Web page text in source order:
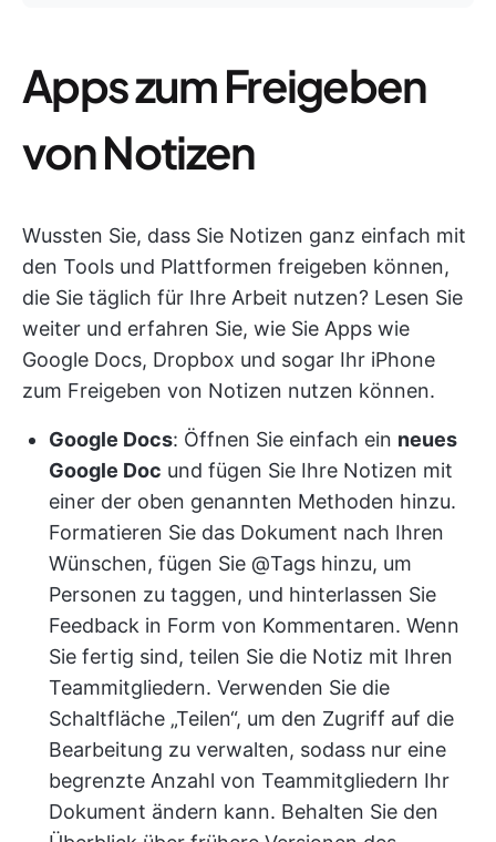
Apps zum Freigeben
von Notizen
Wussten Sie, dass Sie Notizen ganz einfach mit
den Tools und Plattformen freigeben können,
die Sie täglich für Ihre Arbeit nutzen? Lesen Sie
weiter und erfahren Sie, wie Sie Apps wie
Google Docs, Dropbox und sogar Ihr iPhone
zum Freigeben von Notizen nutzen können.
Google Docs: Öffnen Sie einfach ein neues
Google Doc und fügen Sie Ihre Notizen mit
einer der oben genannten Methoden hinzu.
Formatieren Sie das Dokument nach Ihren
Wünschen, fügen Sie @Tags hinzu, um
Personen zu taggen, und hinterlassen Sie
Feedback in Form von Kommentaren. Wenn
Sie fertig sind, teilen Sie die Notiz mit Ihren
Teammitgliedern. Verwenden Sie die
Schaltfläche „Teilen“, um den Zugriff auf die
Bearbeitung zu verwalten, sodass nur eine
begrenzte Anzahl von Teammitgliedern Ihr
Dokument ändern kann. Behalten Sie den